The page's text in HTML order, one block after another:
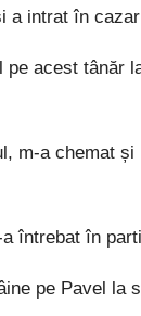
intrat în
acest tânăr
m-a chemat
întrebat în
pe Pavel la